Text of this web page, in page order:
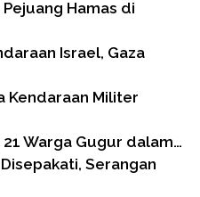
Hamas di
Israel, Gaza
Kendaraan Militer
Warga Gugur dalam…
Serangan